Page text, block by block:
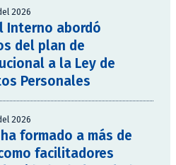
2026
Interno abordó
del plan de
a la Ley de
Personales
2026
formado a más de
facilitadores